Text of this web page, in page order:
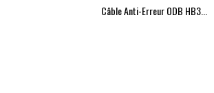
Câble Anti-Erreur ODB HB3...